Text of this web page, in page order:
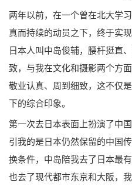
两年以前，在一个曾在北大学
真而持续的动员之下，终于实
日本人叫中岛俊辅，腰杆挺直
致，与我在文化和摄影两个方
敬业认真、周到细致，这不仅
下的综合印象。
第一次去日本表面上扮演了中
引我的是日本仍然保留的中国
换条件，中岛陪我去了日本最
也去了现代都市东京和大阪，